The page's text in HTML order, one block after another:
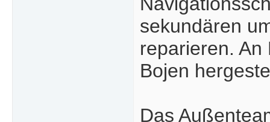
sekundären
reparieren.
Bojen
Das